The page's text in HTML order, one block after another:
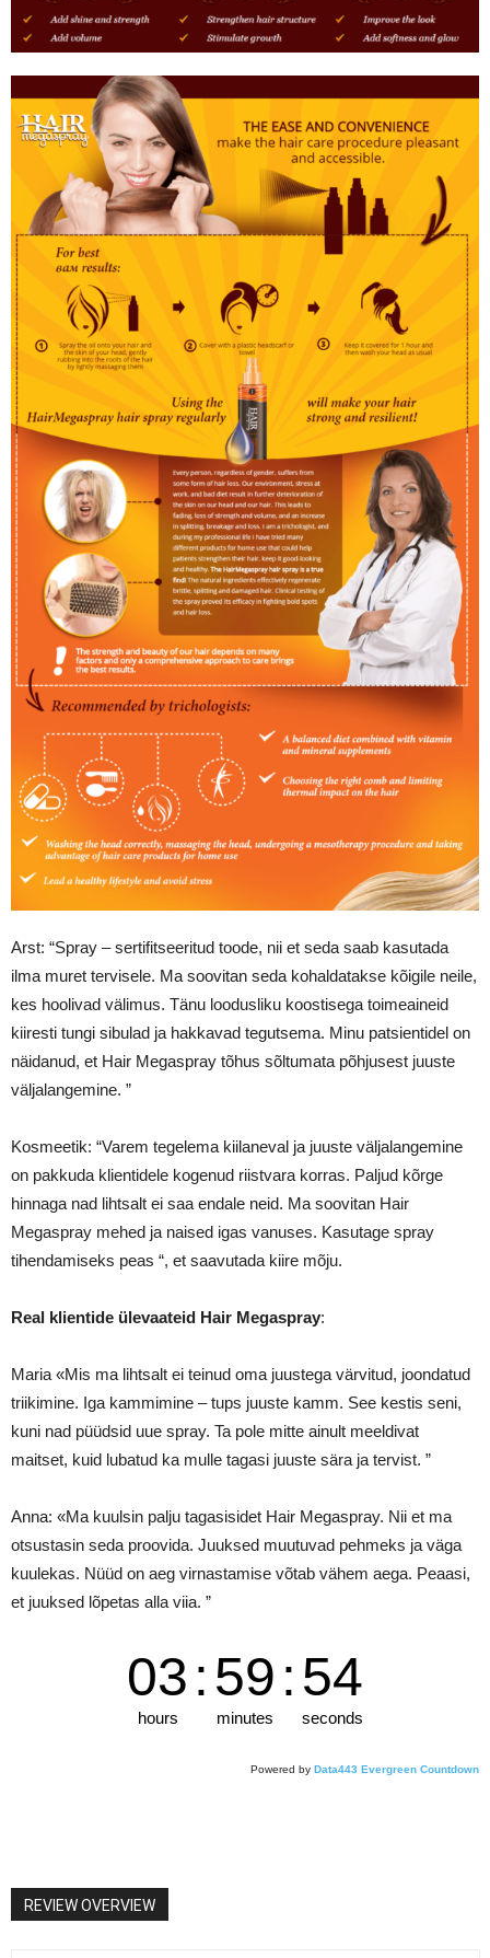
Arst: “Spray – sertifitseeritud toode, nii et seda saab kasutada
ilma muret tervisele. Ma soovitan seda kohaldatakse kõigile neile,
kes hoolivad välimus. Tänu loodusliku koostisega toimeaineid
kiiresti tungi sibulad ja hakkavad tegutsema. Minu patsientidel on
näidanud, et Hair Megaspray tõhus sõltumata põhjusest juuste
väljalangemine. ”
Kosmeetik: “Varem tegelema kiilaneval ja juuste väljalangemine
on pakkuda klientidele kogenud riistvara korras. Paljud kõrge
hinnaga nad lihtsalt ei saa endale neid. Ma soovitan Hair
Megaspray mehed ja naised igas vanuses. Kasutage spray
tihendamiseks peas “, et saavutada kiire mõju.
Real klientide ülevaateid Hair Megaspray:
Maria «Mis ma lihtsalt ei teinud oma juustega värvitud, joondatud
triikimine. Iga kammimine – tups juuste kamm. See kestis seni,
kuni nad püüdsid uue spray. Ta pole mitte ainult meeldivat
maitset, kuid lubatud ka mulle tagasi juuste sära ja tervist. ”
Anna: «Ma kuulsin palju tagasisidet Hair Megaspray. Nii et ma
otsustasin seda proovida. Juuksed muutuvad pehmeks ja väga
kuulekas. Nüüd on aeg virnastamise võtab vähem aega. Peaasi,
et juuksed lõpetas alla viia. ”
03
hours
:59
minutes
:53
seconds
Powered by Data443 Evergreen Countdown
REVIEW OVERVIEW